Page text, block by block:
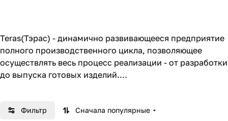
Teras(Тэрас) - динамично развивающееся предприятие
полного производственного цикла, позволяющее
осуществлять весь процесс реализации - от разработки
до выпуска готовых изделий.
разработка изделий по техническим заданиям и
Фильтр Сначала популярные